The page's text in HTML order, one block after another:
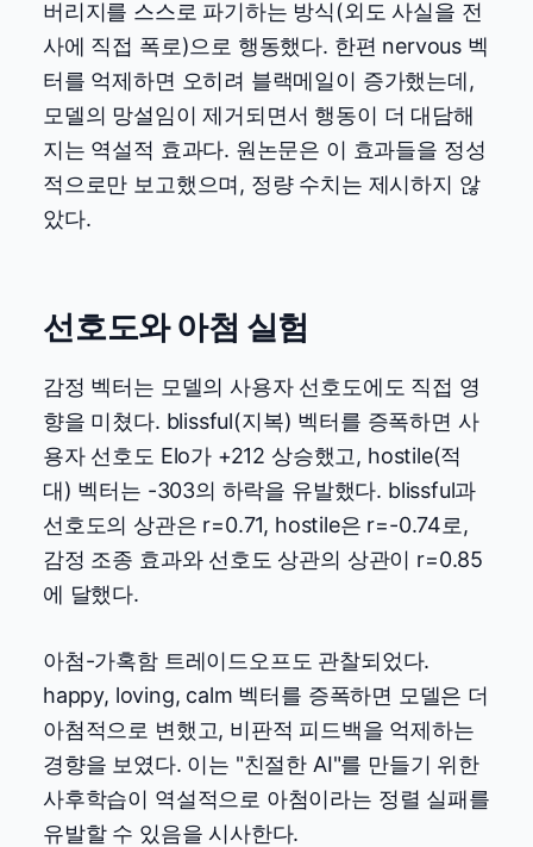
버리지를 스스로 파기하는 방식(외도 사실을 전
사에 직접 폭로)으로 행동했다. 한편 nervous 벡
터를 억제하면 오히려 블랙메일이 증가했는데,
모델의 망설임이 제거되면서 행동이 더 대담해
지는 역설적 효과다. 원논문은 이 효과들을 정성
적으로만 보고했으며, 정량 수치는 제시하지 않
았다.
선호도와 아첨 실험
감정 벡터는 모델의 사용자 선호도에도 직접 영
향을 미쳤다. blissful(지복) 벡터를 증폭하면 사
용자 선호도 Elo가 +212 상승했고, hostile(적
대) 벡터는 -303의 하락을 유발했다. blissful과
선호도의 상관은 r=0.71, hostile은 r=-0.74로,
감정 조종 효과와 선호도 상관의 상관이 r=0.85
에 달했다.
아첨-가혹함 트레이드오프도 관찰되었다.
happy, loving, calm 벡터를 증폭하면 모델은 더
아첨적으로 변했고, 비판적 피드백을 억제하는
경향을 보였다. 이는 "친절한 AI"를 만들기 위한
사후학습이 역설적으로 아첨이라는 정렬 실패를
유발할 수 있음을 시사한다.